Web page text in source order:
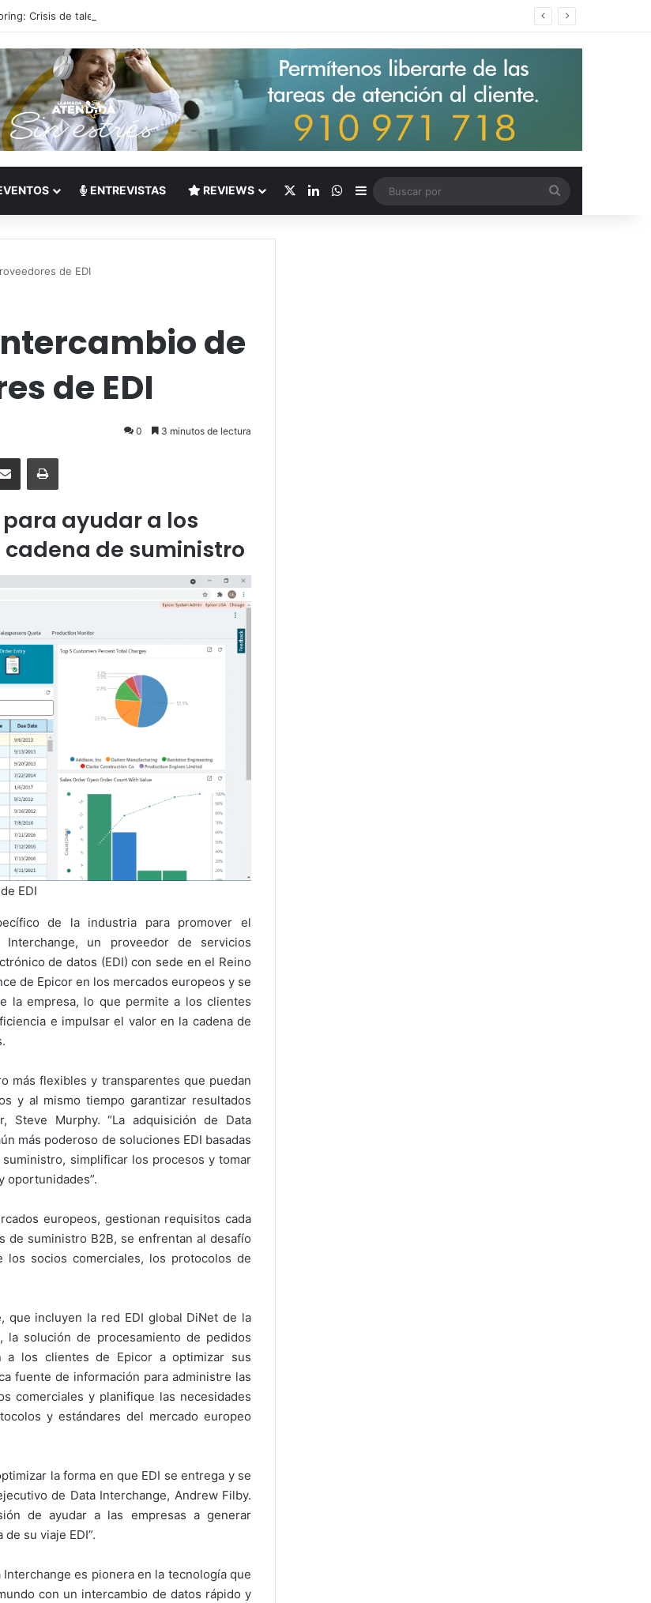
Crisis de talento bilingüe en Centroamérica dispara los salarios de entrada un 15%
ENTREVISTAS REVIEWS LinkedInWhatsApp
Barra lateral
por
de EDI
de
de EDI
0 3 minutos de lectura
Compartir por correo electrónicoImprimir
ayudar a los
de suministro
EDI
de la industria para promover el
un proveedor de servicios
de datos (EDI) con sede en el Reino
de Epicor en los mercados europeos y se
la empresa, lo que permite a los clientes
e impulsar el valor en la cadena de
más flexibles y transparentes que puedan
y al mismo tiempo garantizar resultados
Steve Murphy. “La adquisición de Data
más poderoso de soluciones EDI basadas
simplificar los procesos y tomar
oportunidades”.
europeos, gestionan requisitos cada
de suministro B2B, se enfrentan al desafío
los socios comerciales, los protocolos de
que incluyen la red EDI global DiNet de la
la solución de procesamiento de pedidos
a los clientes de Epicor a optimizar sus
fuente de información para administre las
comerciales y planifique las necesidades
y estándares del mercado europeo
la forma en que EDI se entrega y se
de Data Interchange, Andrew Filby.
de ayudar a las empresas a generar
su viaje EDI”.
es pionera en la tecnología que
con un intercambio de datos rápido y